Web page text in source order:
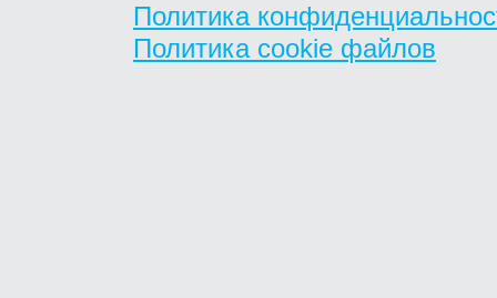
Политика
Политика cookie файлов